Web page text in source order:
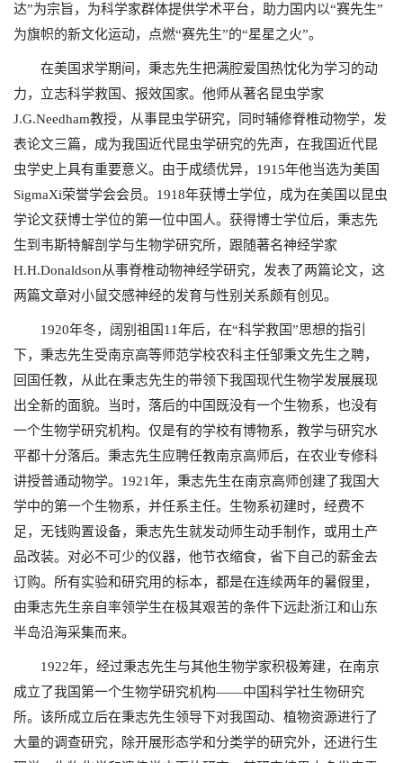
达”为宗旨，为科学家群体提供学术平台，助力国内以“赛先生”
为旗帜的新文化运动，点燃“赛先生”的“星星之火”。
在美国求学期间，秉志先生把满腔爱国热忱化为学习的动
力，立志科学救国、报效国家。他师从著名昆虫学家
J.G.Needham教授，从事昆虫学研究，同时辅修脊椎动物学，发
表论文三篇，成为我国近代昆虫学研究的先声，在我国近代昆
虫学史上具有重要意义。由于成绩优异， 1915年他当选为美国
SigmaXi荣誉学会会员。 1918年获博士学位，成为在美国以昆虫
学论文获博士学位的第一位中国人。获得博士学位后，秉志先
生到韦斯特解剖学与生物学研究所，跟随著名神经学家
H.H.Donaldson从事脊椎动物神经学研究，发表了两篇论文，这
两篇文章对小鼠交感神经的发育与性别关系颇有创见。
1920年冬，阔别祖国 11年后，在“科学救国”思想的指引
下，秉志先生受南京高等师范学校农科主任邹秉文先生之聘，
回国任教，从此在秉志先生的带领下我国现代生物学发展展现
出全新的面貌。当时，落后的中国既没有一个生物系，也没有
一个生物学研究机构。仅是有的学校有博物系，教学与研究水
平都十分落后。秉志先生应聘任教南京高师后，在农业专修科
讲授普通动物学。 1921年，秉志先生在南京高师创建了我国大
学中的第一个生物系，并任系主任。生物系初建时，经费不
足，无钱购置设备，秉志先生就发动师生动手制作，或用土产
品改装。对必不可少的仪器，他节衣缩食，省下自己的薪金去
订购。所有实验和研究用的标本，都是在连续两年的暑假里，
由秉志先生亲自率领学生在极其艰苦的条件下远赴浙江和山东
半岛沿海采集而来。
1922年，经过秉志先生与其他生物学家积极筹建，在南京
成立了我国第一个生物学研究机构——中国科学社生物研究
所。该所成立后在秉志先生领导下对我国动、植物资源进行了
大量的调查研究，除开展形态学和分类学的研究外，还进行生